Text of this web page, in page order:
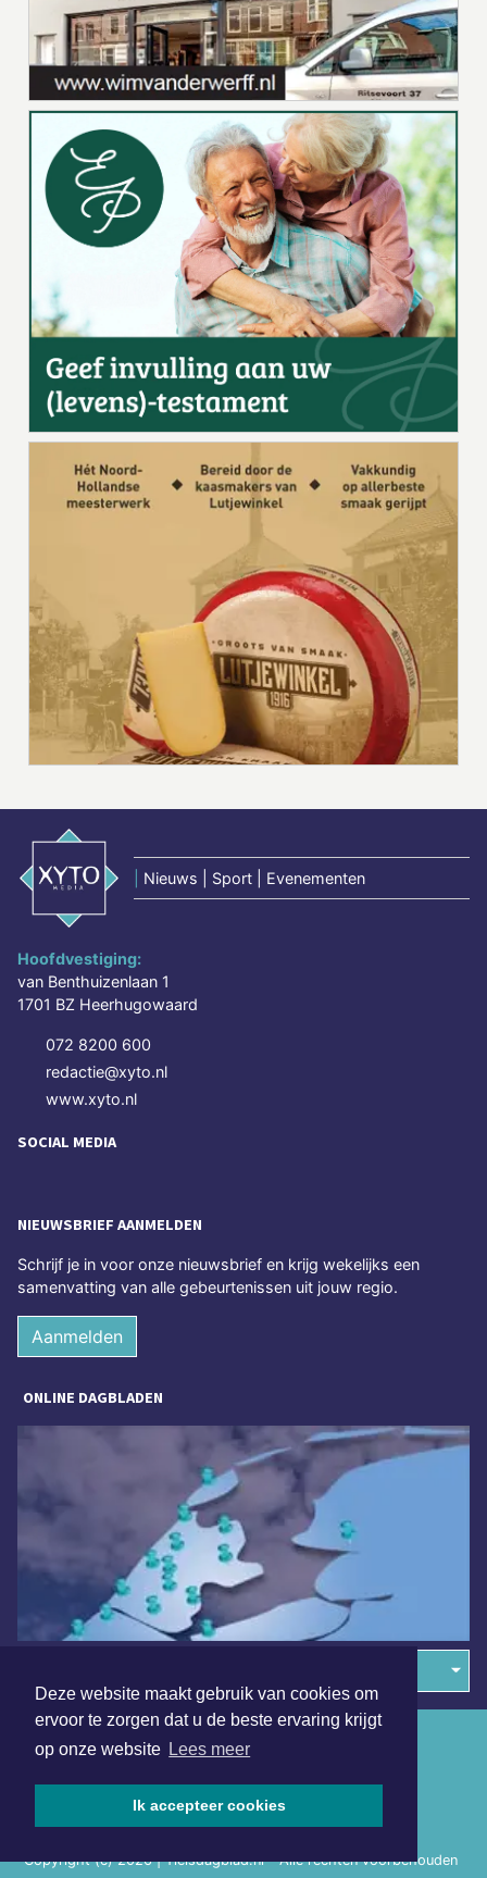
Deze website maakt gebruik van cookies om
ervoor te zorgen dat u de beste ervaring krijgt
op onze website Lees meer
Ik accepteer cookies
Nieuws | Sport | Evenementen
Hoofdvestiging:
van Benthuizenlaan 1
1701 BZ Heerhugowaard
072 8200 600
redactie@xyto.nl
www.xyto.nl
SOCIAL MEDIA
NIEUWSBRIEF AANMELDEN
Schrijf je in voor onze nieuwsbrief en krijg wekelijks een
samenvatting van alle gebeurtenissen uit jouw regio.
Aanmelden
ONLINE DAGBLADEN
Copyright (c) 2026 | Tielsdagblad.nl - Alle rechten voorbehouden
Privacy Statement